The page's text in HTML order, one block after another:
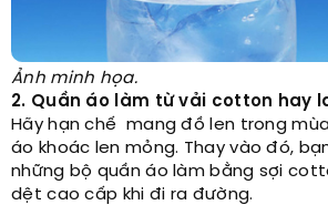
Ảnh minh họa.
2. Quần áo làm từ vải cotton hay
Hãy hạn chế mang đồ len trong
áo khoác len mỏng. Thay vào đó,
những bộ quần áo làm bằng sợi
dệt cao cấp khi đi ra đường.